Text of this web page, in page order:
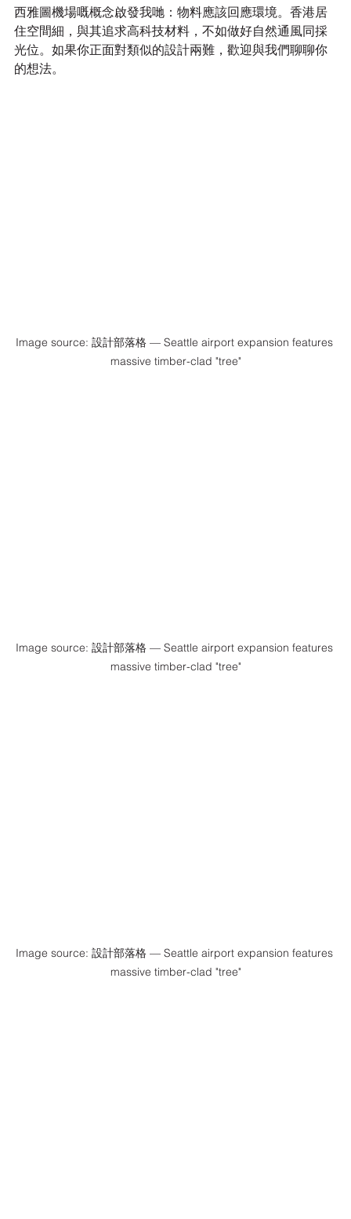
西雅圖機場嘅概念啟發我哋：物料應該回應環境。香港居
住空間細，與其追求高科技材料，不如做好自然通風同採
光位。如果你正面對類似的設計兩難，歡迎與我們聊聊你
的想法。
Image source: 設計部落格 — Seattle airport expansion features
massive timber-clad "tree"
Image source: 設計部落格 — Seattle airport expansion features
massive timber-clad "tree"
Image source: 設計部落格 — Seattle airport expansion features
massive timber-clad "tree"